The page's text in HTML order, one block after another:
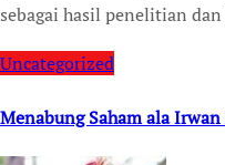
sebagai hasil penelitian
Uncategorized
Menabung Saham ala